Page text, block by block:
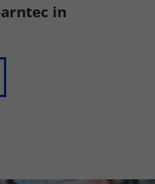
in